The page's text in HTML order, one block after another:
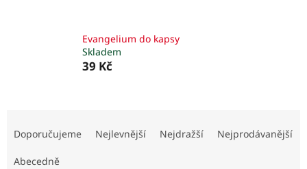
Evangelium do kapsy
Skladem
39 Kč
Doporučujeme Nejlevnější Nejdražší Nejprodávanější
Abecedně